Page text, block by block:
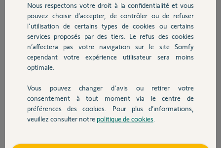
Chauffage
Autres produits
Devis avec un pro
Contact
Alors par avance un grand Merci,
MELANIE L.
il y a plus de 4 ans
Participer au fil de discussion
Réponses
Nous respectons votre droit à la confidentialité et vous
pouvez choisir d’accepter, de contrôler ou de refuser
l'utilisation de certains types de cookies ou certains
services proposés par des tiers. Le refus des cookies
n’affectera pas votre navigation sur le site Somfy
cependant votre expérience utilisateur sera moins
optimale.
Vous pouvez changer d'avis ou retirer votre
consentement à tout moment via le centre de
préférences des cookies. Pour plus d’informations,
veuillez consulter notre politique de cookies